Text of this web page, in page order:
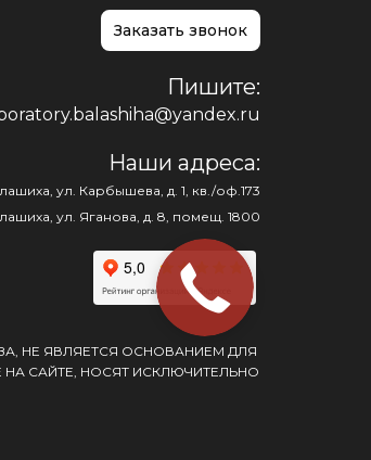
Заказать звонок
Пишите:
Наши адреса:
ул. Карбышева, д. 1, кв./оф.173
ул. Яганова, д. 8, помещ. 1800
НЕ ЯВЛЯЕТСЯ ОСНОВАНИЕМ ДЛЯ
САЙТЕ, НОСЯТ ИСКЛЮЧИТЕЛЬНО